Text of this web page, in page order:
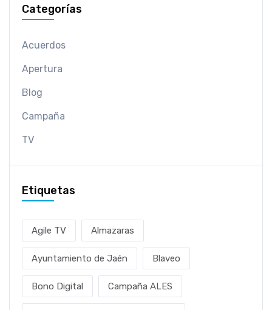
Categorías
Acuerdos
Apertura
Blog
Campaña
TV
Etiquetas
Agile TV Almazaras
Ayuntamiento de Jaén Blaveo
Bono Digital Campaña ALES